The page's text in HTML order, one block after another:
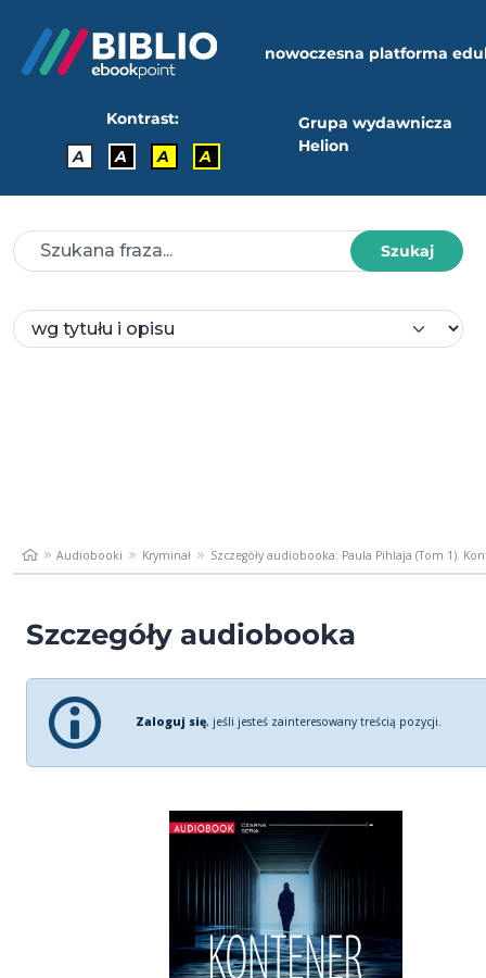
nowoczesna platforma
Kontrast:
A
A A A
Grupa wydawnicza
Helion
Szukaj
Audiobooki Kryminał Szczegóły audiobooka: Paula Pihlaja (Tom 1).
Szczegóły audiobooka
Zaloguj się, jeśli jesteś zainteresowany treścią pozycji.